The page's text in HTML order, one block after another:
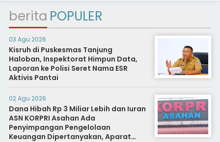
berita POPULER
03 Agu 2026
Kisruh di Puskesmas Tanjung
Haloban, Inspektorat Himpun Data,
Laporan ke Polisi Seret Nama ESR
Aktivis Pantai
02 Agu 2026
Dana Hibah Rp 3 Miliar Lebih dan Iuran
ASN KORPRI Asahan Ada
Penyimpangan Pengelolaan
Keuangan Dipertanyakan, Aparat